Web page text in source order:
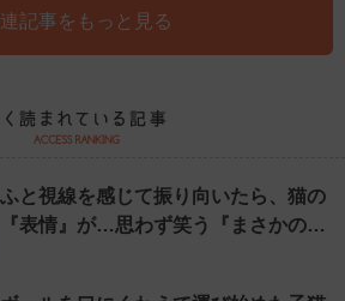
記事をもっと見る
ふと視線を感じて振り向いたら、猫の
『表情』が…思わず笑う『まさかの…